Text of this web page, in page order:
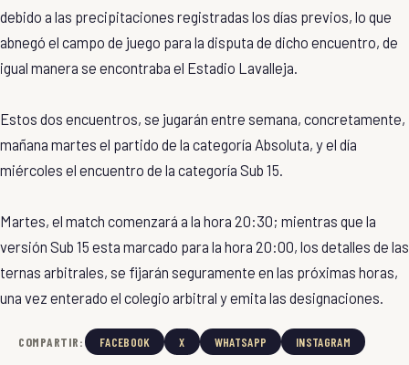
debido a las precipitaciones registradas los días previos, lo que
abnegó el campo de juego para la disputa de dicho encuentro, de
igual manera se encontraba el Estadio Lavalleja.
Estos dos encuentros, se jugarán entre semana, concretamente,
mañana martes el partido de la categoría Absoluta, y el día
miércoles el encuentro de la categoría Sub 15.
Martes, el match comenzará a la hora 20:30; mientras que la
versión Sub 15 esta marcado para la hora 20:00, los detalles de las
ternas arbitrales, se fijarán seguramente en las próximas horas,
una vez enterado el colegio arbitral y emita las designaciones.
COMPARTIR: FACEBOOK X WHATSAPP INSTAGRAM